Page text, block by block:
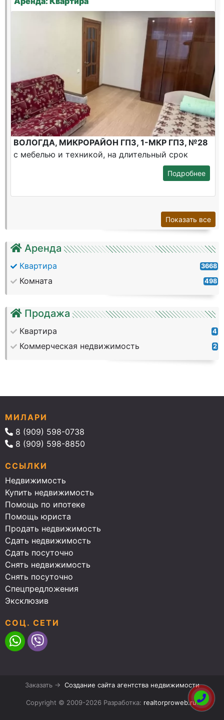
Аренда
Квартира 3668
Комната 498
Продажа
Квартира 4
Коммерческая недвижимость 2
ВОЛОГДА, МИКРОРАЙОН ГПЗ, 1-МКР ГПЗ, №28
с мебелью и техникой, на длительный срок
Подробнее
Показать все
МИЛАРИ
8 (909) 598-0738
8 (909) 598-8850
ССЫЛКИ
Недвижимость
Купить недвижимость
Помощь по ипотеке
Помощь юриста
Продать недвижимость
Сдать недвижимость
Сдать посуточно
Снять недвижимость
Снять посуточно
Спецпредложения
Эксклюзив
СОЦ. СЕТИ
Заказать → Создание сайта агентства недвижимости
Copyright © 2009-2026 Разработка: realtorproweb.ru.